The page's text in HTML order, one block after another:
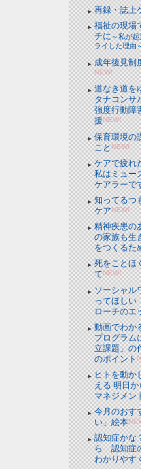
再録・誌上
福祉の現場
チに～私が起
ライした理由
成年後見制
NEW!
道なき道
タナコン
強度行動障
援NEW!
保育環境の
ことNEW!
ケアで疲れ
私はミュー
ケアラーで
知ってるつ
ケアNEW!
精神疾患の
の家族も生
をつくるた
死をことほ
てNEW!
ソーシャル
ってほし
ローチのエ
動画でわか
プログラム
立課題」の
のポイント
ヒトを動か
える 明日
マネジメン
今月のおす
い」絵本
認知症かな
ら 認知症
わかりやす